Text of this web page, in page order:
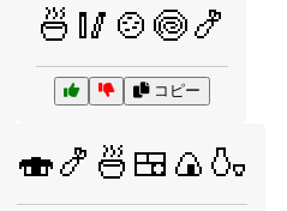
🍜🥢🍲🍥🍤
コピー
🍣🍤🍜🍱🍙🍶